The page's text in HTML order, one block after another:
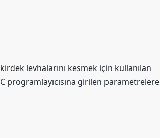
levhalarını kesmek için kullanılan
programlayıcısına girilen parametrelere